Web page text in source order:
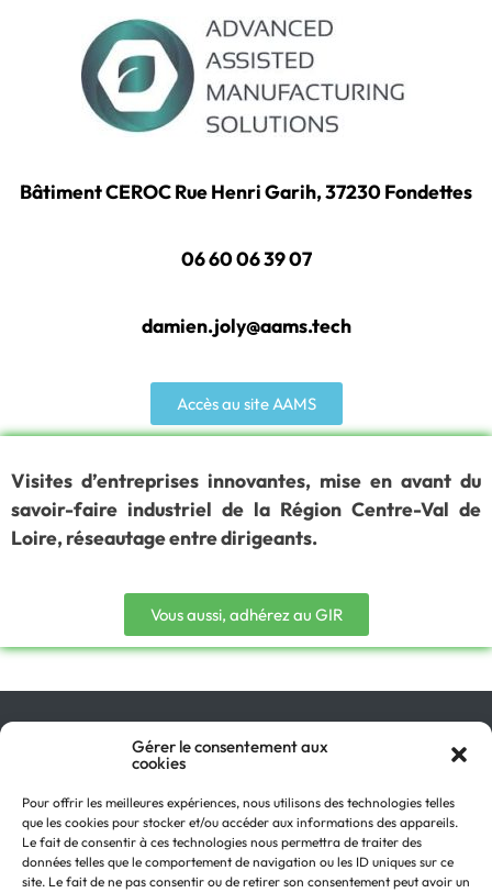
Gérer le consentement aux
cookies
Pour offrir les meilleures expériences, nous utilisons des technologies telles
que les cookies pour stocker et/ou accéder aux informations des appareils.
Le fait de consentir à ces technologies nous permettra de traiter des
données telles que le comportement de navigation ou les ID uniques sur ce
site. Le fait de ne pas consentir ou de retirer son consentement peut avoir un
Bâtiment CEROC Rue Henri Garih, 37230 Fondettes
06 60 06 39 07
damien.joly@aams.tech
Accès au site AAMS
Visites d’entreprises innovantes, mise en avant du
savoir-faire industriel de la Région Centre-Val de
Loire, réseautage entre dirigeants.
Vous aussi, adhérez au GIR
Qu’est-ce que le GIR ?
Pourquoi adhérer ?
On parle de nous !
Actualités
Contactez-nous
Recevez notre Newsletter
Retour en
haut